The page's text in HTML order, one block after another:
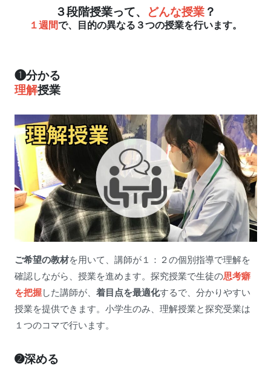
３段階授業って、 どんな授業 ？
１週間で、目的の異なる３つの授業を行います。
❶分かる
理解授業
ご希望の教材を用いて、講師が１：２の個別指導で理解を
確認しながら、授業を進めます。探究授業で生徒の思考癖
を把握した講師が、 着目点を最適化するで、分かりやすい
授業を提供できます。小学生のみ、理解授業と探究受業は
１つのコマで行います。
➋深める